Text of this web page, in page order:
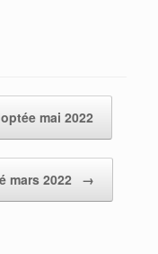
mai 2022
mars 2022 →